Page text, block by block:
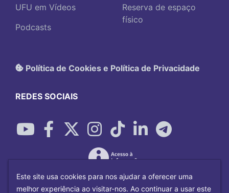
UFU em Vídeos
Podcasts
Reserva de espaço
físico
Política de Cookies e Política de Privacidade
REDES SOCIAIS
Este site usa cookies para nos ajudar a oferecer uma
melhor experiência ao visitar-nos. Ao continuar a usar este